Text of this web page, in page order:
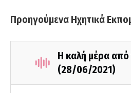
Προηγούμενα Ηχητικά
Η καλή μέρα από
(28/06/2021)